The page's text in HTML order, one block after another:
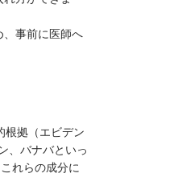
事前に医師へ
根拠（エビデン
、バナバといっ
れらの成分に